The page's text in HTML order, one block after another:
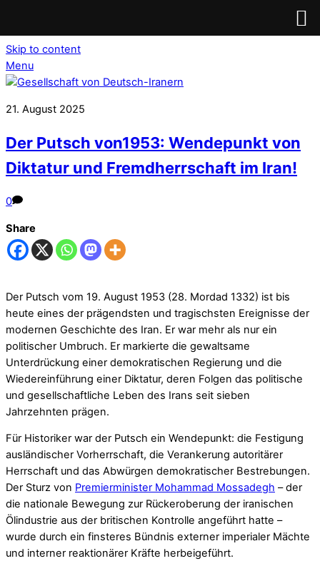
Skip to content
Menu
21. August 2025
Der Putsch von1953: Wendepunkt von
Diktatur und Fremdherrschaft im Iran!
0
Share
Der Putsch vom 19. August 1953 (28. Mordad 1332) ist bis
heute eines der prägendsten und tragischsten Ereignisse der
modernen Geschichte des Iran. Er war mehr als nur ein
politischer Umbruch. Er markierte die gewaltsame
Unterdrückung einer demokratischen Regierung und die
Wiedereinführung einer Diktatur, deren Folgen das politische
und gesellschaftliche Leben des Irans seit sieben
Jahrzehnten prägen.
Für Historiker war der Putsch ein Wendepunkt: die Festigung
ausländischer Vorherrschaft, die Verankerung autoritärer
Herrschaft und das Abwürgen demokratischer Bestrebungen.
Der Sturz von Premierminister Mohammad Mossadegh – der
die nationale Bewegung zur Rückeroberung der iranischen
Ölindustrie aus der britischen Kontrolle angeführt hatte –
wurde durch ein finsteres Bündnis externer imperialer Mächte
und interner reaktionärer Kräfte herbeigeführt.